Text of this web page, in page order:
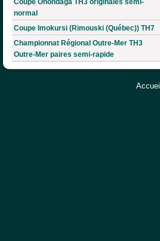
Coupe Onondaga TH3 originales semi-
normal
Coupe Imokursi (Rimouski (Québec)) TH7
Championnat Régional Outre-Mer TH3
Outre-Mer paires semi-rapide
Accueil